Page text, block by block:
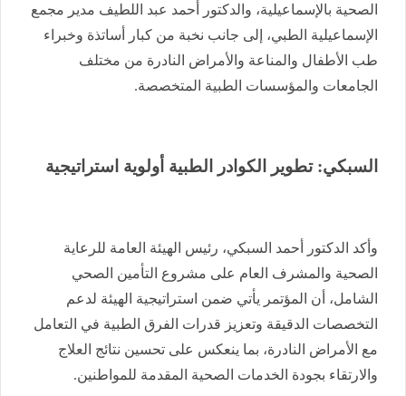
الصحية بالإسماعيلية، والدكتور أحمد عبد اللطيف مدير مجمع
الإسماعيلية الطبي، إلى جانب نخبة من كبار أساتذة وخبراء
طب الأطفال والمناعة والأمراض النادرة من مختلف
الجامعات والمؤسسات الطبية المتخصصة.
السبكي: تطوير الكوادر الطبية أولوية استراتيجية
وأكد الدكتور أحمد السبكي، رئيس الهيئة العامة للرعاية
الصحية والمشرف العام على مشروع التأمين الصحي
الشامل، أن المؤتمر يأتي ضمن استراتيجية الهيئة لدعم
التخصصات الدقيقة وتعزيز قدرات الفرق الطبية في التعامل
مع الأمراض النادرة، بما ينعكس على تحسين نتائج العلاج
والارتقاء بجودة الخدمات الصحية المقدمة للمواطنين.